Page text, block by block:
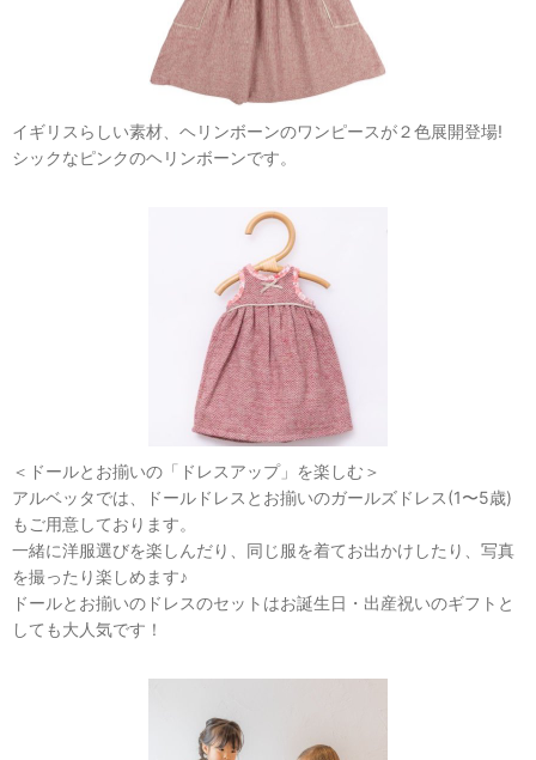
イギリスらしい素材、ヘリンボーンのワンピースが２色展開登場!
シックなピンクのヘリンボーンです。
＜ドールとお揃いの「ドレスアップ」を楽しむ＞
アルベッタでは、ドールドレスとお揃いのガールズドレス(1〜5歳)
もご用意しております。
一緒に洋服選びを楽しんだり、同じ服を着てお出かけしたり、写真
を撮ったり楽しめます♪
ドールとお揃いのドレスのセットはお誕生日・出産祝いのギフトと
しても大人気です！